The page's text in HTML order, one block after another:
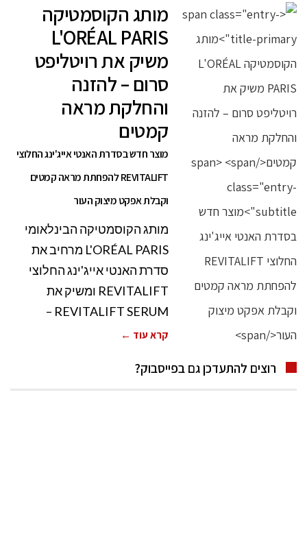
מותג הקוסמטיקה
L'ORÉAL PARIS
משיק את רויטליפט
סרום – להזנה
והחלקת מראה
קמטים
מוצר חדש בסדרת האנטי אייג'ינג החלוצי
REVITALIFT להפחתת מראה קמטים
וקבלת אפקט מיצוק העור
מותג הקוסמטיקה הבינלאומי
L'ORÉAL PARIS מרחיב את
סדרת האנטי אייג'ינג החלוצי
REVITALIFT ומשיק את
REVITALIFT SERUM –
קרא עוד ←
רוצים להתעדכן גם בפייסבוק?